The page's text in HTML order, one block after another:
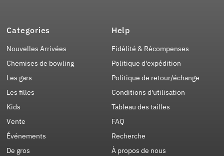
Categories
Nouvelles Arrivées
Chemises de bowling
Les gars
Les filles
Kids
Vente
Événements
De gros
Help
Fidélité & Récompenses
Politique d'expédition
Politique de retour/échange
Conditions d'utilisation
Tableau des tailles
FAQ
Recherche
À propos de nous